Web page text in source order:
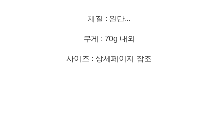
재질 : 원단...
무게 : 70g 내외
사이즈 : 상세페이지 참조